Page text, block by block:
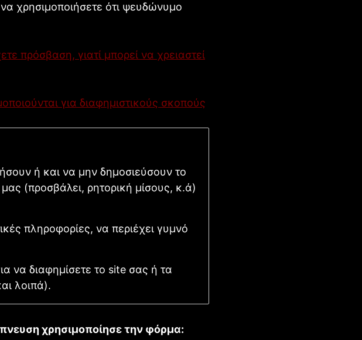
χρησιμοποιήσετε ότι ψευδώνυμο
πρόσβαση, γιατί μπορεί να χρειαστεί
για διαφημιστικούς σκοπούς
ή και να μην δημοσιεύσουν το
μας (προσβάλει, ρητορική μίσους, κ.ά)
πληροφορίες, να περιέχει γυμνό
να διαφημίσετε το site σας ή τα
λοιπά).
χρησιμοποίησε την φόρμα: